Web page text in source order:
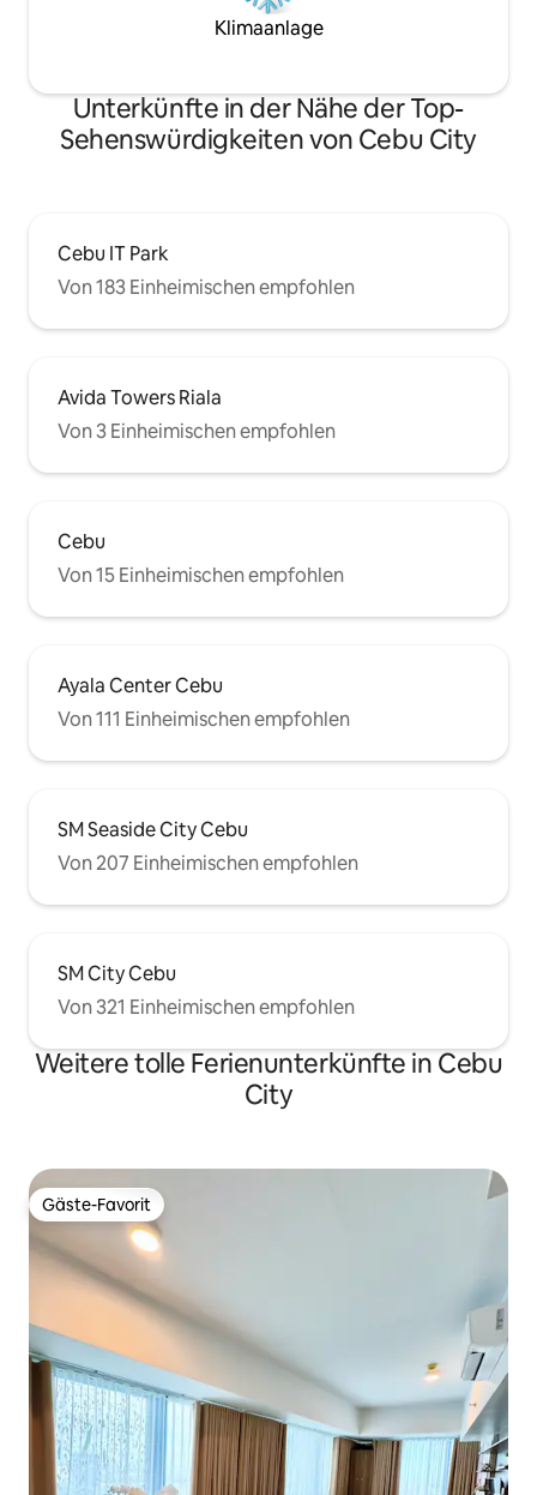
Klimaanlage
Unterkünfte in der Nähe der Top-
Sehenswürdigkeiten von Cebu City
Cebu IT Park
Von 183 Einheimischen empfohlen
Avida Towers Riala
Von 3 Einheimischen empfohlen
Cebu
Von 15 Einheimischen empfohlen
Ayala Center Cebu
Von 111 Einheimischen empfohlen
SM Seaside City Cebu
Von 207 Einheimischen empfohlen
SM City Cebu
Von 321 Einheimischen empfohlen
Weitere tolle Ferienunterkünfte in Cebu
City
Gäste-Favorit
Gäste-Favorit